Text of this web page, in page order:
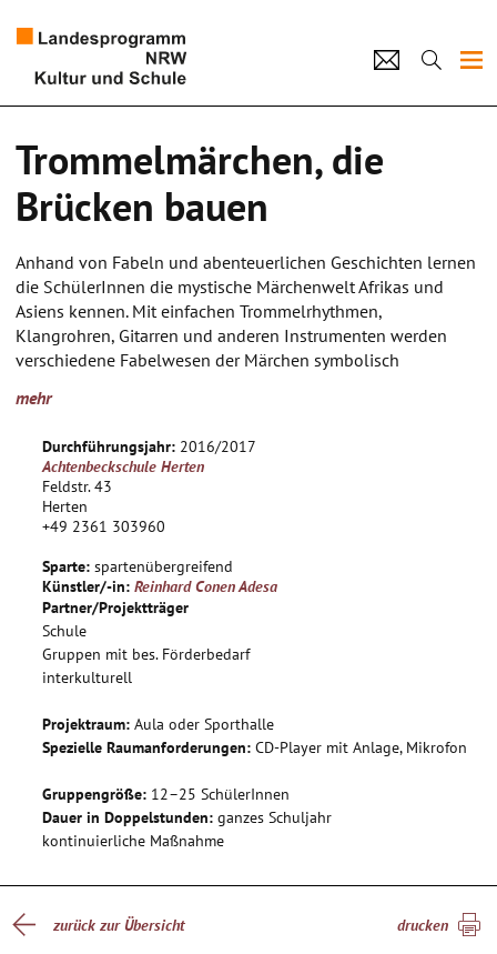
Künstlerpool
Kultur und Schule
home Impressum Datenschutz Kontakt
Trommelmärchen, die
Brücken bauen
Anhand von Fabeln und abenteuerlichen Geschichten lernen
die SchülerInnen die mystische Märchenwelt Afrikas und
Asiens kennen. Mit einfachen Trommelrhythmen,
Klangrohren, Gitarren und anderen Instrumenten werden
verschiedene Fabelwesen der Märchen symbolisch
Bewegung kindgerecht dargestellt. Lustige und spannende
sprachliche und kulturelle Identität jedes einzelnen Kindes
in das Projekt einfließen soll. Das bunte Miteinander soll
durch die kulturelle Vielfalt schwerpunktmäßig die
Sozialkompetenz der SchülerInnen stärken.
mehr
Durchführungsjahr: 2016/2017
Achtenbeckschule Herten
Feldstr. 43
Herten
+49 2361 303960
Sparte: spartenübergreifend
Künstler/-in: Reinhard Conen Adesa
Partner/Projektträger
Schule
Gruppen mit bes. Förderbedarf
interkulturell
Projektraum: Aula oder Sporthalle
Spezielle Raumanforderungen: CD-Player mit Anlage, Mikrofon
Gruppengröße: 12–25 SchülerInnen
Dauer in Doppelstunden: ganzes Schuljahr
kontinuierliche Maßnahme
zurück zur Übersicht drucken